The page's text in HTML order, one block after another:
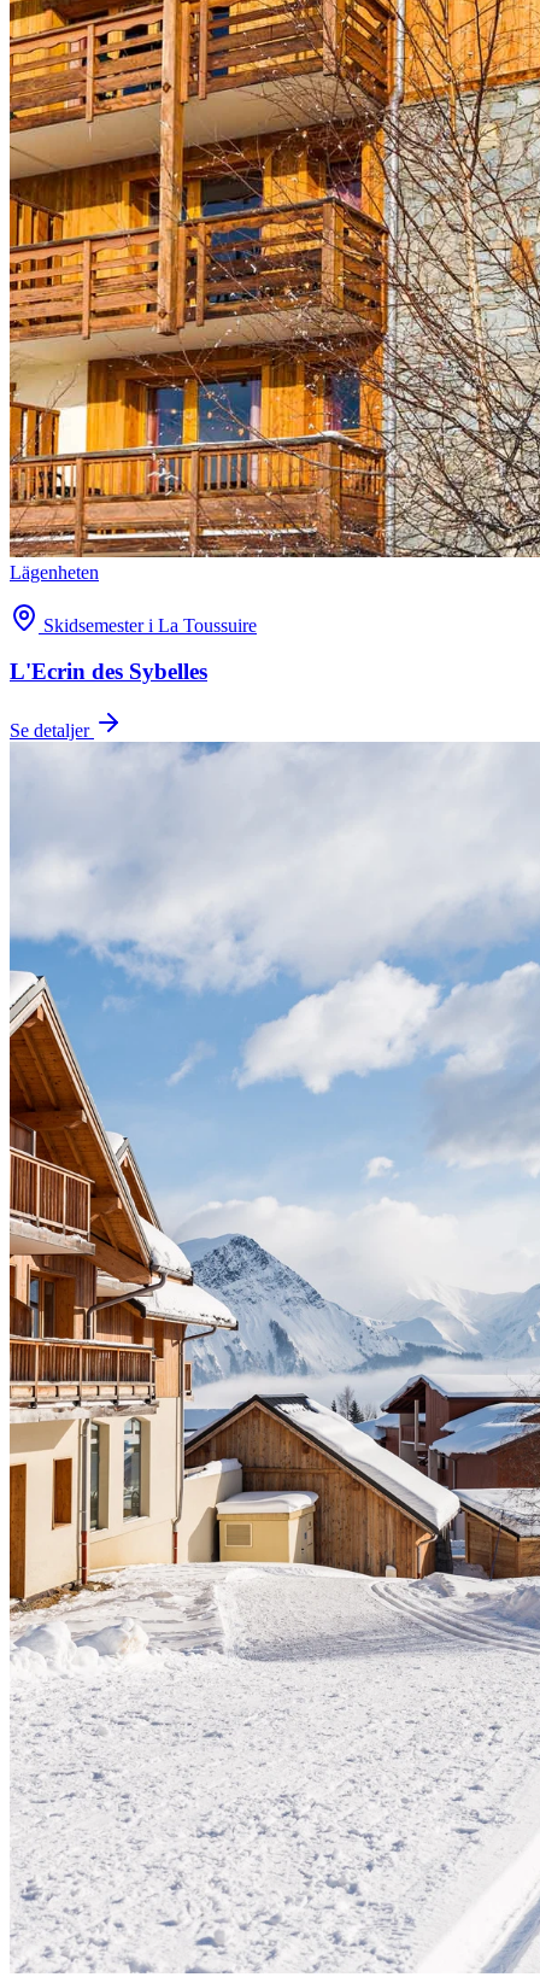
Lägenheten
Skidsemester i La Toussuire
L'Ecrin des Sybelles
Se detaljer